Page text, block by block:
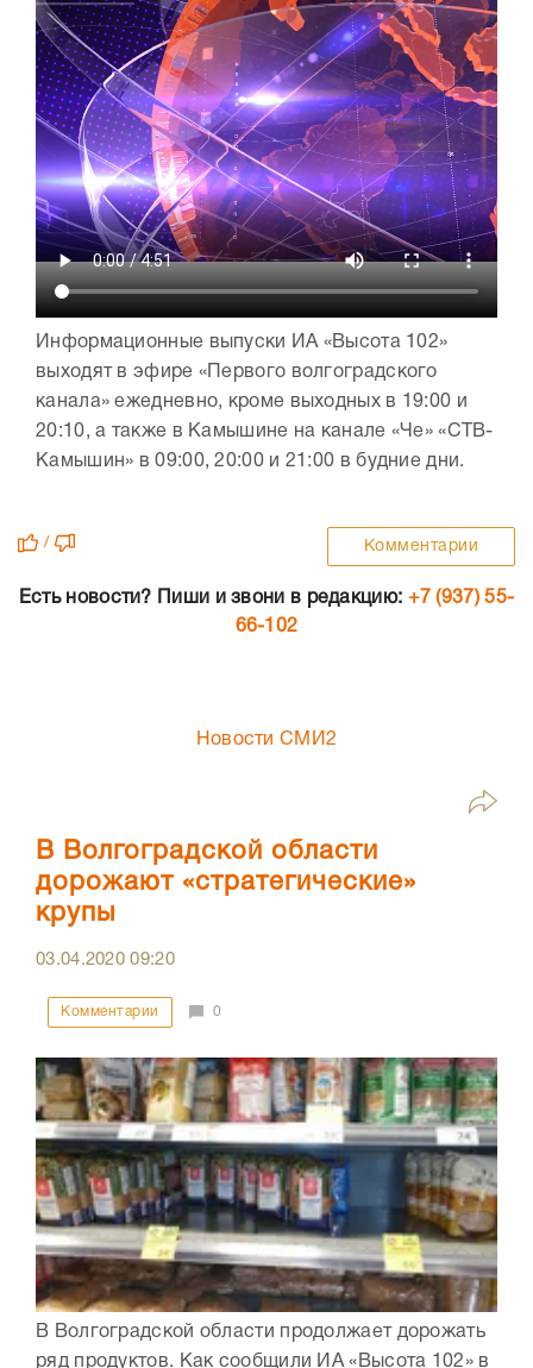
Информационные выпуски ИА «Высота 102»
выходят в эфире «Первого волгоградского
канала» ежедневно, кроме выходных в 19:00 и
20:10, а также в Камышине на канале «Че» «СТВ-
Камышин» в 09:00, 20:00 и 21:00 в будние дни.
/ Комментарии
Есть новости? Пиши и звони в редакцию: +7 (937) 55-
66-102
Новости СМИ2
В Волгоградской области
дорожают «стратегические»
крупы
03.04.202009:20
Комментарии 0
В Волгоградской области продолжает дорожать
ряд продуктов. Как сообщили ИА «Высота 102» в